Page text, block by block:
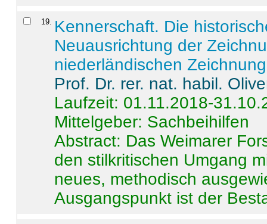
19
Kennerschaft. Die
Neuausrichtung der
niederländischen
Prof. Dr. rer. nat. habil.
Laufzeit: 01.11.2018-
Mittelgeber: Sachbeihilfen
Abstract: Das Weimarer
den stilkritischen Umgang
neues, methodisch
Ausgangspunkt ist der